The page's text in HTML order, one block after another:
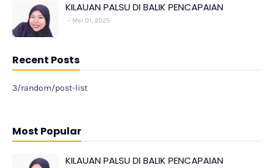
KILAUAN PALSU DI BALIK PENCAPAIAN
Mei 01, 2025
Recent Posts
3/random/post-list
Most Popular
KILAUAN PALSU DI BALIK PENCAPAIAN